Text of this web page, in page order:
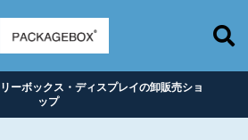
ーボックス・ディスプレイの卸販売ショ
ップ